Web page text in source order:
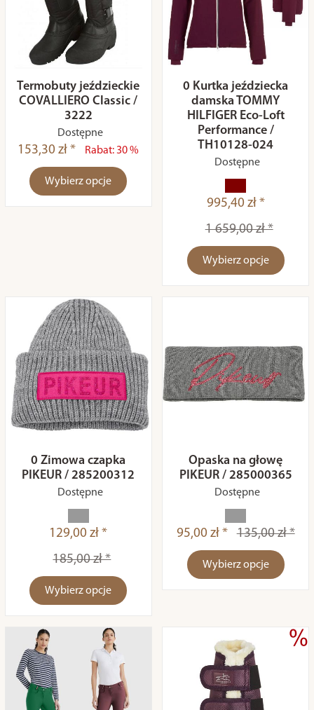
Termobuty jeździeckie
COVALLIERO Classic /
3222
Dostępne
153,30 zł * Rabat: 30 %
Wybierz opcje
0 Kurtka jeździecka
damska TOMMY
HILFIGER Eco-Loft
Performance /
TH10128-024
Dostępne
995,40 zł *
1 659,00 zł *
Wybierz opcje
0 Zimowa czapka
PIKEUR / 285200312
Dostępne
129,00 zł *
185,00 zł *
Wybierz opcje
Opaska na głowę
PIKEUR / 285000365
Dostępne
95,00 zł * 135,00 zł *
Wybierz opcje